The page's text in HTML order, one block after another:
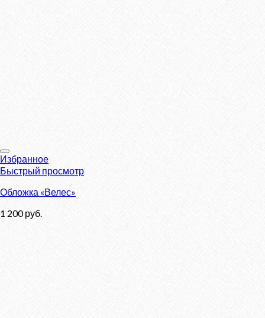
Избранное
Быстрый просмотр
Обложка «Велес»
1 200руб.